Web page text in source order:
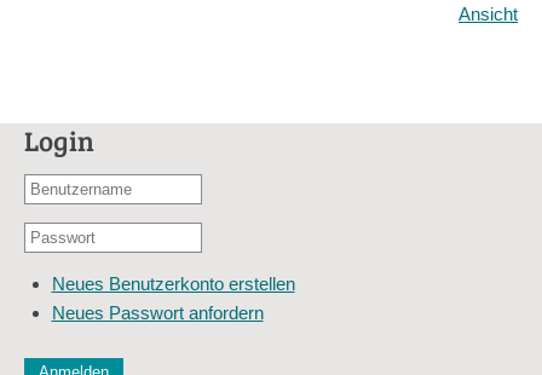
Ansicht
Login
Benutzername
E-
Adresse
Passwort
Neues Benutzerkonto erstellen
Neues Passwort anfordern